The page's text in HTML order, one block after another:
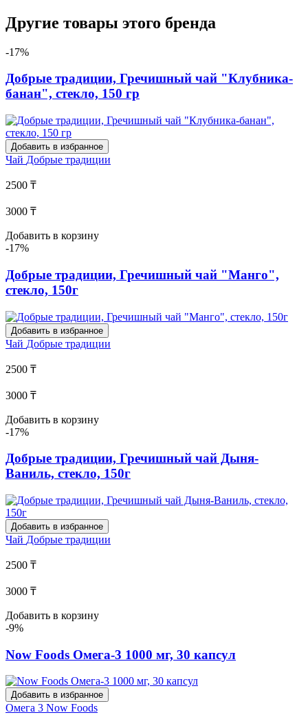
Другие товары этого бренда
-17%
Добрые традиции, Гречишный чай "Клубника-
банан", стекло, 150 гр
Добавить в избранное
Чай Добрые традиции
2500 ₸
3000 ₸
Добавить в корзину
-17%
Добрые традиции, Гречишный чай "Манго",
стекло, 150г
Добавить в избранное
Чай Добрые традиции
2500 ₸
3000 ₸
Добавить в корзину
-17%
Добрые традиции, Гречишный чай Дыня-
Ваниль, стекло, 150г
Добавить в избранное
Чай Добрые традиции
2500 ₸
3000 ₸
Добавить в корзину
-9%
Now Foods Омега-3 1000 мг, 30 капсул
Добавить в избранное
Омега 3 Now Foods